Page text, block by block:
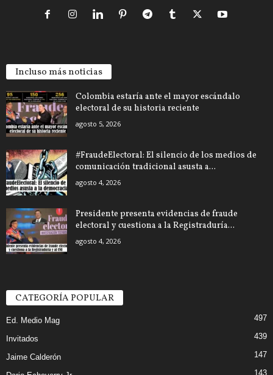
Incluso más noticias
Colombia estaría ante el mayor escándalo
electoral de su historia reciente
agosto 5, 2026
#FraudeElectoral: El silencio de los medios de
comunicación tradicional asusta a...
agosto 4, 2026
Presidente presenta evidencias de fraude
electoral y cuestiona a la Registraduría...
agosto 4, 2026
CATEGORÍA POPULAR
Ed. Medio Mag 497
Invitados 439
Jaime Calderón 147
143